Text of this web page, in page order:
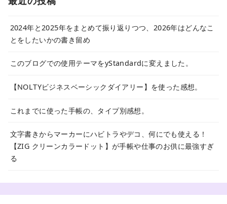
2024年と2025年をまとめて振り返りつつ、2026年はどんなこ
とをしたいかの書き留め
このブログでの使用テーマをyStandardに変えました。
【NOLTYビジネスベーシックダイアリー】を使った感想。
これまでに使った手帳の、タイプ別感想。
文字書きからマーカーにハビトラやデコ、何にでも使える！
【ZIG クリーンカラードット】が手帳や仕事のお供に最強すぎ
る